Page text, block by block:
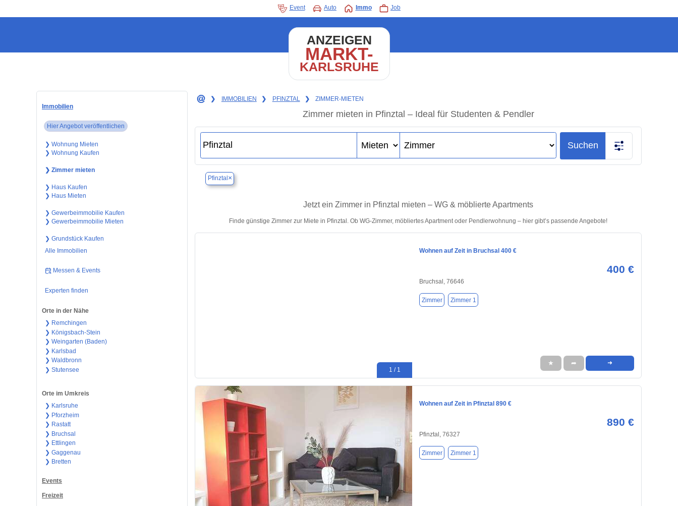
Event Auto Immo Job
ANZEIGEN
MARKT-
KARLSRUHE
Immobilien
Hier Angebot veröffentlichen
❯ Wohnung Mieten
❯ Wohnung Kaufen
❯ Zimmer mieten
❯ Haus Kaufen
❯ Haus Mieten
❯ Gewerbeimmobilie Kaufen
❯ Gewerbeimmobilie Mieten
❯ Grundstück Kaufen
Alle Immobilien
Messen & Events
Experten finden
Orte in der Nähe
❯ Remchingen
❯ Königsbach-Stein
❯ Weingarten (Baden)
❯ Karlsbad
❯ Waldbronn
❯ Stutensee
Orte im Umkreis
❯ Karlsruhe
❯ Pforzheim
❯ Rastatt
❯ Bruchsal
❯ Ettlingen
❯ Gaggenau
❯ Bretten
Events
Freizeit
❯ IMMOBILIEN ❯ PFINZTAL ❯ ZIMMER-MIETEN
Zimmer mieten in Pfinztal – Ideal für Studenten & Pendler
Suchen
Pfinztal ×
Jetzt ein Zimmer in Pfinztal mieten – WG & möblierte Apartments
Finde günstige Zimmer zur Miete in Pfinztal. Ob WG-Zimmer, möbliertes Apartment oder Pendlerwohnung – hier gibt’s passende Angebote!
1 / 1
Wohnen auf Zeit in Bruchsal 400 €
400 €
Bruchsal, 76646
Zimmer Zimmer 1
★ ➦ ➜
Wohnen auf Zeit in Pfinztal 890 €
890 €
Pfinztal, 76327
Zimmer Zimmer 1